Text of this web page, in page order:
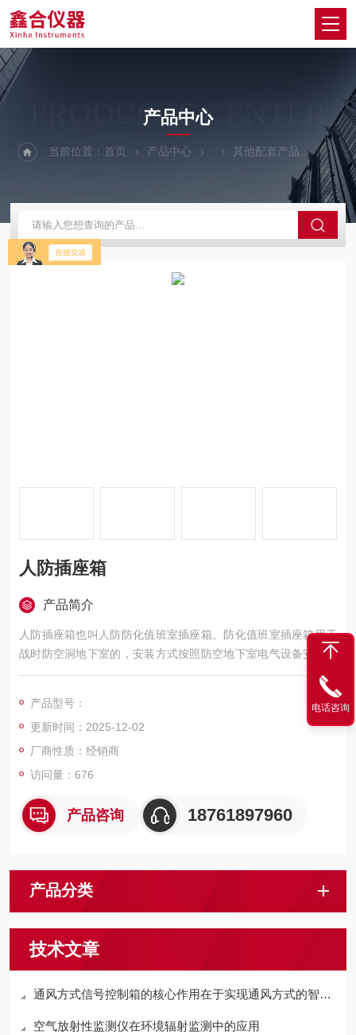
PRODUCTS CENTER
产品中心
当前位置：首页 产品中心 其他配套产品 人防
人防插座箱
产品简介
人防插座箱也叫人防防化值班室插座箱。防化值班室插座箱用于
战时防空洞地下室的，安装方式按照防空地下室电气设备安装图
来安装。
产品型号：
更新时间：2025-12-02
厂商性质：经销商
访问量：676
产品咨询 18761897960
产品分类
技术文章
通风方式信号控制箱的核心作用在于实现通风方式的智能切换
空气放射性监测仪在环境辐射监测中的应用
电话咨询